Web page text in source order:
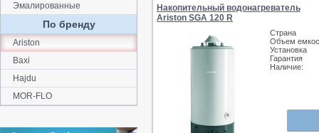
Накопительный водонагреватель
Ariston SGA 120 R
Страна
Объем
Установка
Гарантия
Наличие:
Эмалированные
По бренду
Ariston
Baxi
Hajdu
MOR-FLO